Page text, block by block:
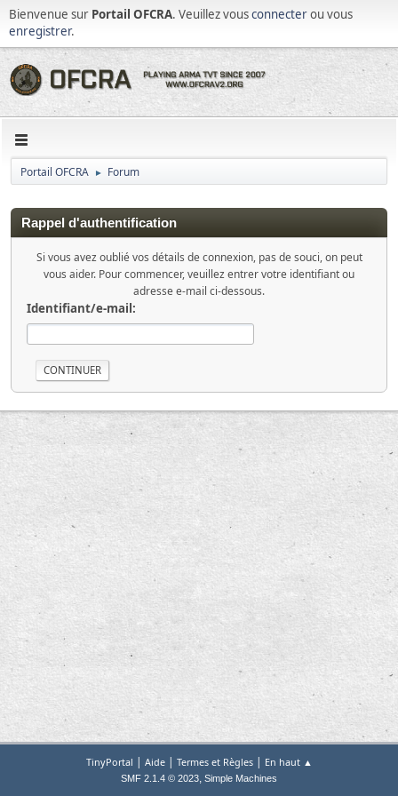
Bienvenue sur Portail OFCRA. Veuillez vousconnecterou vous
enregistrer.
Portail OFCRA ► Forum
Rappel d'authentification
Si vous avez oublié vos détails de connexion, pas de souci, on peut
vous aider. Pour commencer, veuillez entrer votre identifiant ou
adresse e-mail ci-dessous.
Identifiant/e-mail:
TinyPortal | Aide| Termes et Règles| En haut ▲
SMF 2.1.4 © 2023, Simple Machines